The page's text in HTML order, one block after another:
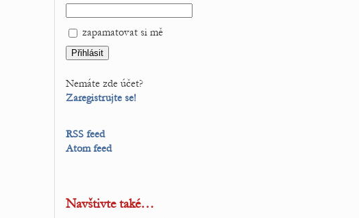
zapamatovat si mě
Nemáte zde účet?
Zaregistrujte se!
RSS feed
Atom feed
Navštivte také…